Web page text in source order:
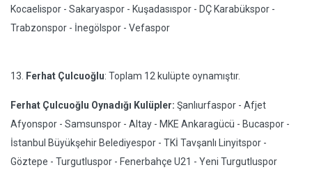
Kocaelispor - Sakaryaspor - Kuşadasıspor - DÇ Karabükspor -
Trabzonspor - İnegölspor - Vefaspor
13. Ferhat Çulcuoğlu: Toplam 12 kulüpte oynamıştır.
Ferhat Çulcuoğlu Oynadığı Kulüpler: Şanlıurfaspor - Afjet
Afyonspor - Samsunspor - Altay - MKE Ankaragücü - Bucaspor -
İstanbul Büyükşehir Belediyespor - TKİ Tavşanlı Linyitspor -
Göztepe - Turgutluspor - Fenerbahçe U21 - Yeni Turgutluspor